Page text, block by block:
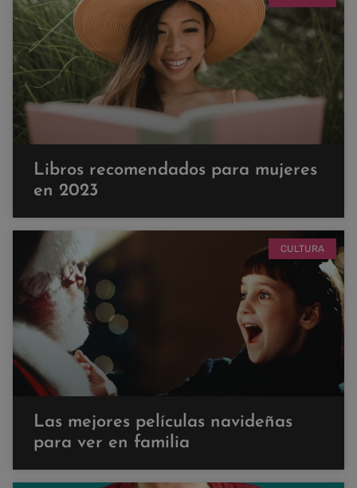
Libros recomendados para mujeres
en 2023
CULTURA
Las mejores películas navideñas
para ver en familia